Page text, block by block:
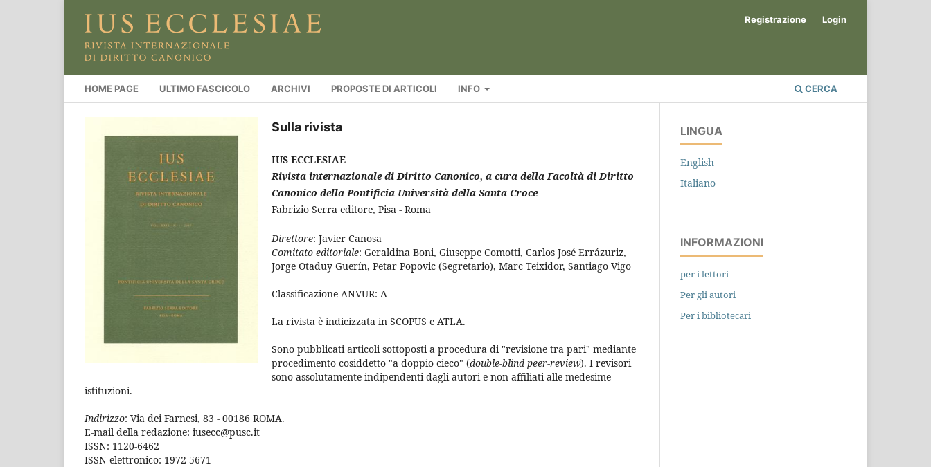
HOME PAGE ULTIMO FASCICOLO ARCHIVI PROPOSTE DI ARTICOLI INFO CERCA
Registrazione Login
Sulla rivista
IUS ECCLESIAE
Rivista internazionale di Diritto Canonico, a cura della Facoltà di Diritto
Canonico della Pontificia Università della Santa Croce
Fabrizio Serra editore, Pisa - Roma
Direttore: Javier Canosa
Comitato editoriale: Geraldina Boni, Giuseppe Comotti, Carlos José Errázuriz,
Jorge Otaduy Guerín, Petar Popovic (Segretario), Marc Teixidor, Santiago Vigo
Classificazione ANVUR: A
La rivista è indicizzata in SCOPUS e ATLA.
Sono pubblicati articoli sottoposti a procedura di "revisione tra pari" mediante
procedimento cosiddetto "a doppio cieco" (double-blind peer-review). I revisori
sono assolutamente indipendenti dagli autori e non affiliati alle medesime
istituzioni.
Indirizzo: Via dei Farnesi, 83 - 00186 ROMA.
E-mail della redazione: iusecc@pusc.it
ISSN: 1120-6462
ISSN elettronico: 1972-5671
LINGUA
English
Italiano
INFORMAZIONI
per i lettori
Per gli autori
Per i bibliotecari